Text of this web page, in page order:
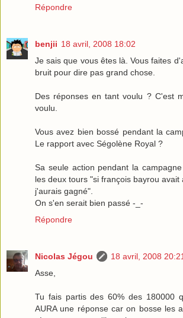
Répondre
benjii 18 avril, 2008 18:02
Je sais que vous êtes là. Vous faites
bruit pour dire pas grand chose.
Des réponses en tant voulu ? C'est
voulu.
Vous avez bien bossé pendant la
Le rapport avec Ségolène Royal ?
Sa seule action pendant la
les deux tours "si françois bayrou avait
j'aurais gagné".
On s'en serait bien passé -_-
Répondre
Nicolas Jégou
18 avril, 2008
Asse,
Tu fais partis des 60% des 180000
AURA une réponse car on bosse les